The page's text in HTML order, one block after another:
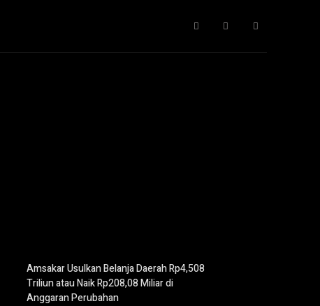
Pendidikan More
Amsakar Usulkan Belanja Daerah Rp4,508
Triliun atau Naik Rp208,08 Miliar di
Anggaran Perubahan